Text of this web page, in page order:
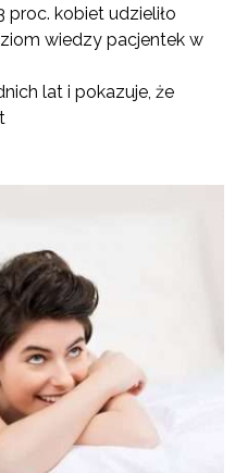
proc. kobiet udzieliło
wiedzy pacjentek w
lat i pokazuje, że